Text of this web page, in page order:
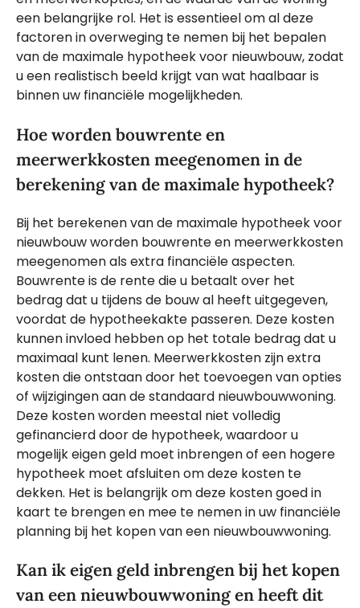
een belangrijke rol. Het is essentieel om al deze
factoren in overweging te nemen bij het bepalen
van de maximale hypotheek voor nieuwbouw, zodat
u een realistisch beeld krijgt van wat haalbaar is
binnen uw financiële mogelijkheden.
Hoe worden bouwrente en
meerwerkkosten meegenomen in de
berekening van de maximale hypotheek?
Bij het berekenen van de maximale hypotheek voor
nieuwbouw worden bouwrente en meerwerkkosten
meegenomen als extra financiële aspecten.
Bouwrente is de rente die u betaalt over het
bedrag dat u tijdens de bouw al heeft uitgegeven,
voordat de hypotheekakte passeren. Deze kosten
kunnen invloed hebben op het totale bedrag dat u
maximaal kunt lenen. Meerwerkkosten zijn extra
kosten die ontstaan door het toevoegen van opties
of wijzigingen aan de standaard nieuwbouwwoning.
Deze kosten worden meestal niet volledig
gefinancierd door de hypotheek, waardoor u
mogelijk eigen geld moet inbrengen of een hogere
hypotheek moet afsluiten om deze kosten te
dekken. Het is belangrijk om deze kosten goed in
kaart te brengen en mee te nemen in uw financiële
planning bij het kopen van een nieuwbouwwoning.
Kan ik eigen geld inbrengen bij het kopen
van een nieuwbouwwoning en heeft dit